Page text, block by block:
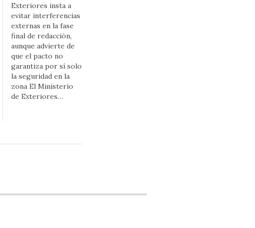
Exteriores insta a
evitar interferencias
externas en la fase
final de redacción,
aunque advierte de
que el pacto no
garantiza por sí solo
la seguridad en la
zona El Ministerio
de Exteriores…